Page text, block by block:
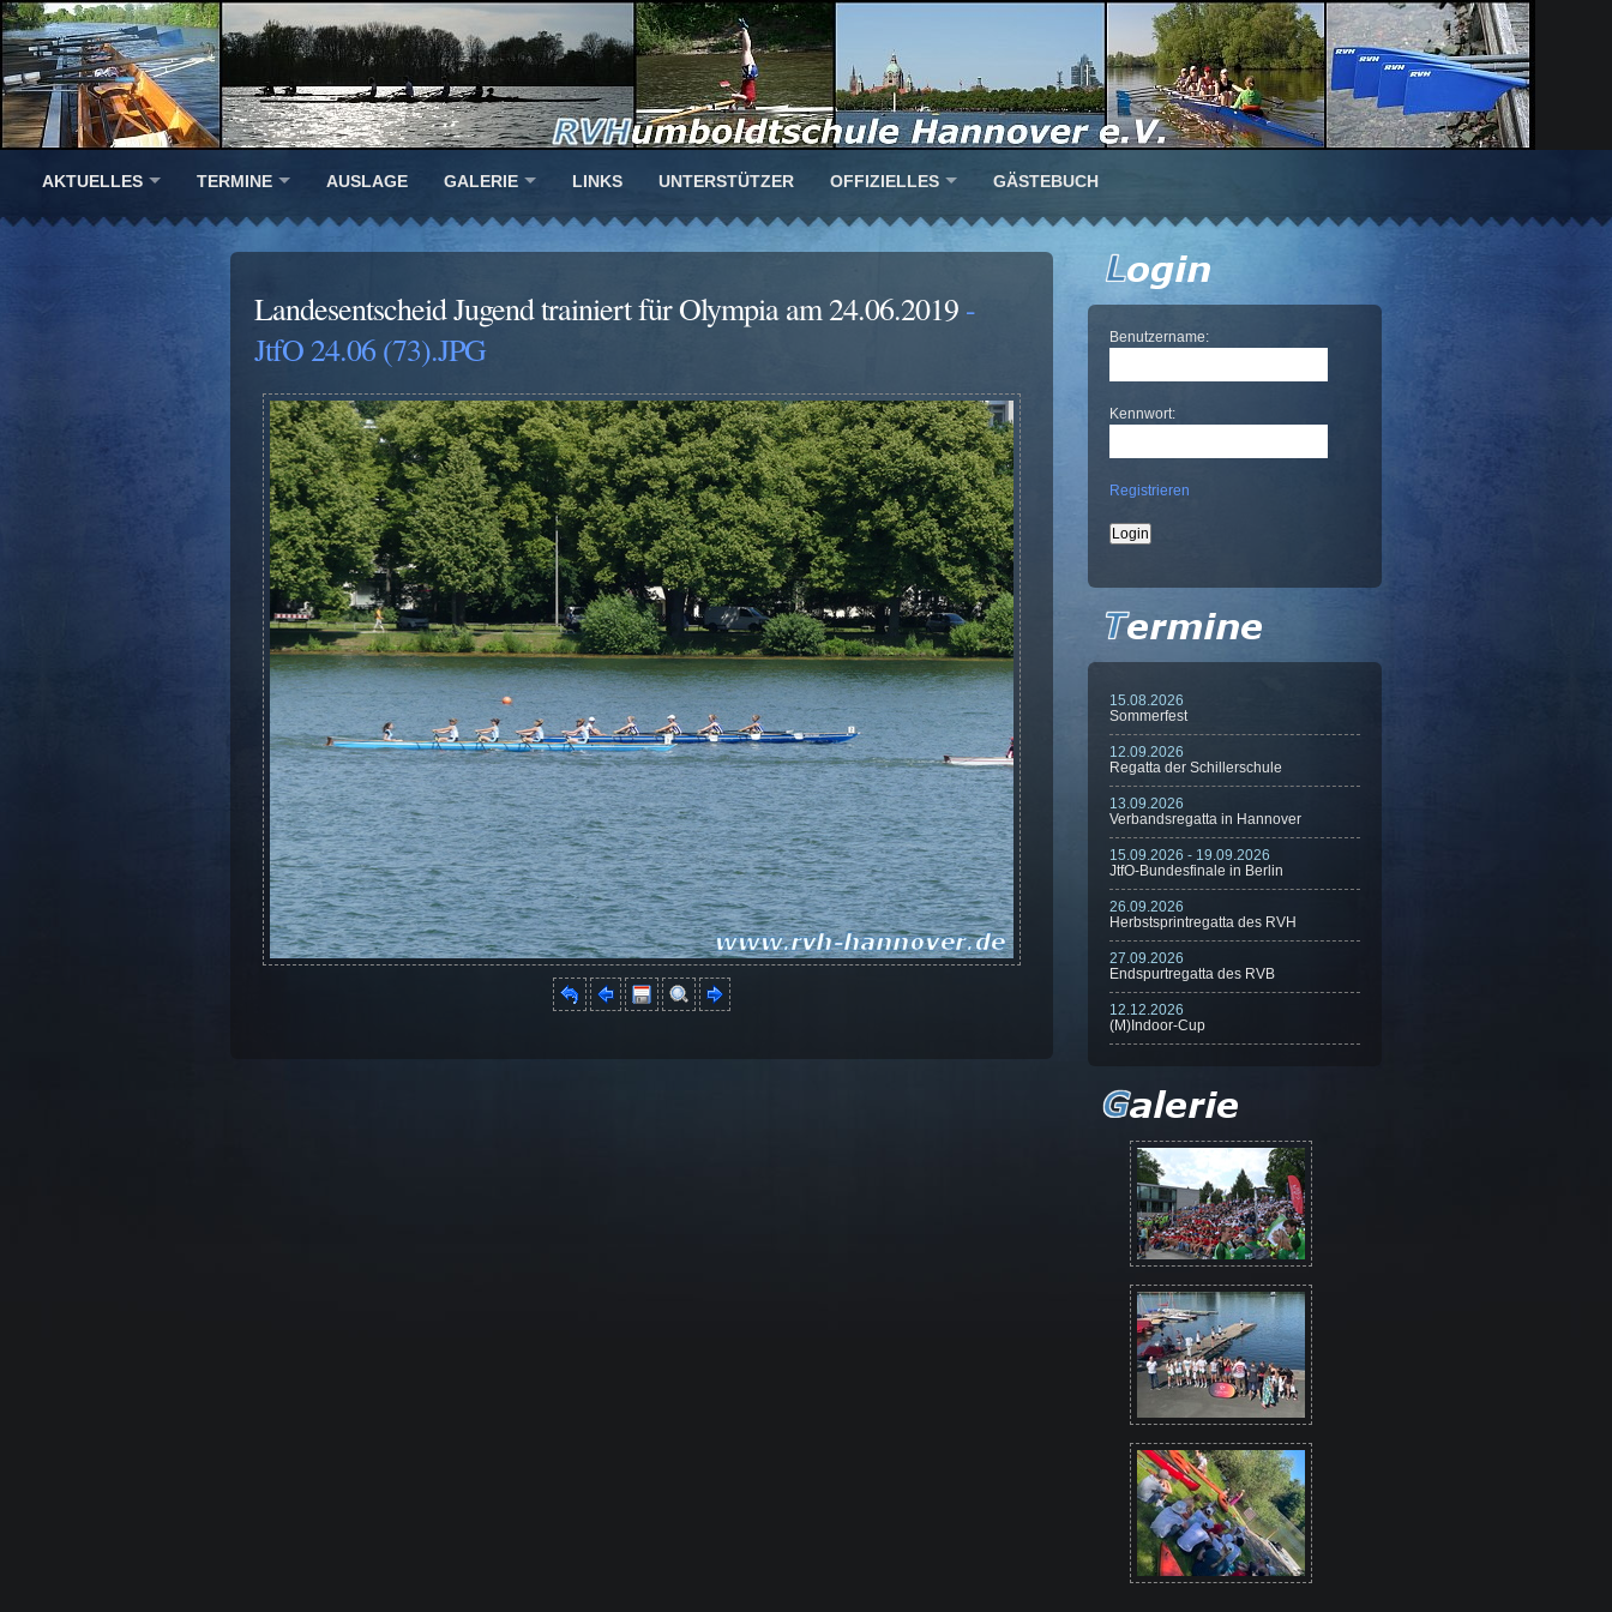
AKTUELLES TERMINE AUSLAGE GALERIE LINKS UNTERSTÜTZER OFFIZIELLES GÄSTEBUCH
Landesentscheid Jugend trainiert für Olympia am 24.06.2019 -
JtfO 24.06 (73).JPG
Benutzername:
Kennwort:
Registrieren
15.08.2026
Sommerfest
12.09.2026
Regatta der Schillerschule
13.09.2026
Verbandsregatta in Hannover
15.09.2026 - 19.09.2026
JtfO-Bundesfinale in Berlin
26.09.2026
Herbstsprintregatta des RVH
27.09.2026
Endspurtregatta des RVB
12.12.2026
(M)Indoor-Cup